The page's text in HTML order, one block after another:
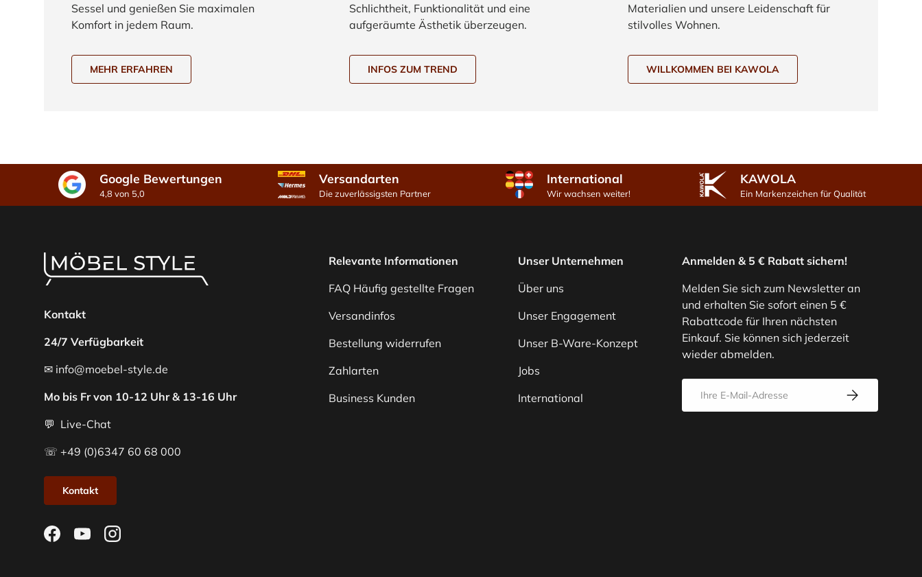
Sessel und genießen Sie maximalen
Komfort in jedem Raum.
MEHR ERFAHREN
Schlichtheit, Funktionalität und eine
aufgeräumte Ästhetik überzeugen.
INFOS ZUM TREND
Materialien und unsere Leidenschaft für
stilvolles Wohnen.
WILLKOMMEN BEI KAWOLA
Google Bewertungen
4,8 von 5,0
Versandarten
Die zuverlässigsten Partner
International
Wir wachsen weiter!
KAWOLA
Ein Markenzeichen für Qualität
Kontakt
24/7 Verfügbarkeit
✉ info@moebel-style.de
Mo bis Fr von 10-12 Uhr & 13-16 Uhr
💬 Live-Chat
☏ +49 (0)6347 60 68 000
Kontakt
FacebookYouTubeInstagram
Relevante Informationen
FAQ Häufig gestellte Fragen
Versandinfos
Bestellung widerrufen
Zahlarten
Business Kunden
Unser Unternehmen
Über uns
Unser Engagement
Unser B-Ware-Konzept
Jobs
International
Anmelden & 5 € Rabatt sichern!
Melden Sie sich zum Newsletter an
und erhalten Sie sofort einen 5 €
Rabattcode für Ihren nächsten
Einkauf. Sie können sich jederzeit
wieder abmelden.
Abonnieren